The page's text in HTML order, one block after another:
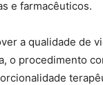
e farmacêuticos.
a qualidade de
o procedimento